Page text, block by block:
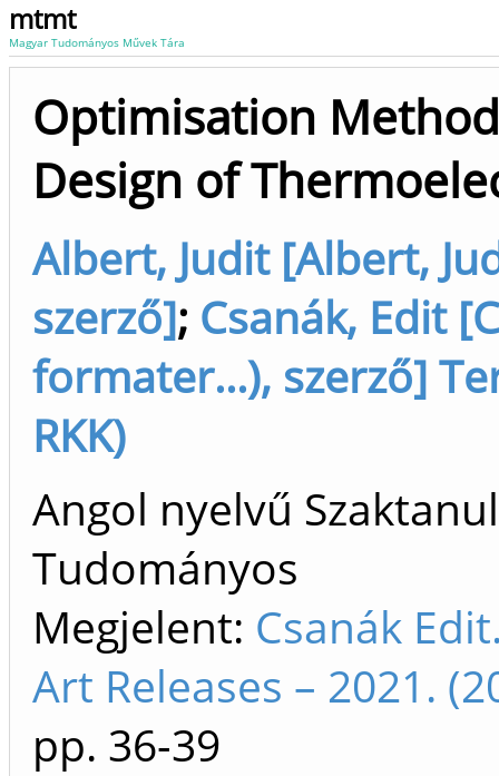
mtmt
Magyar Tudományos Művek Tára
Optimisation
Design of
Albert, Judit [Albert,
szerző]; Csanák, Edit
formater...), szerző]
RKK)
Angol nyelvű
Tudományos
Megjelent: Csanák
Art Releases – 2021.
pp. 36-39